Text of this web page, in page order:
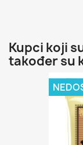
Kupci koji
također su